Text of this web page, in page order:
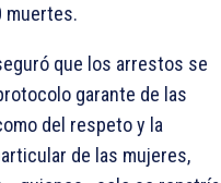
muertes.
que los arrestos se
garante de las
del respeto y la
de las mujeres,